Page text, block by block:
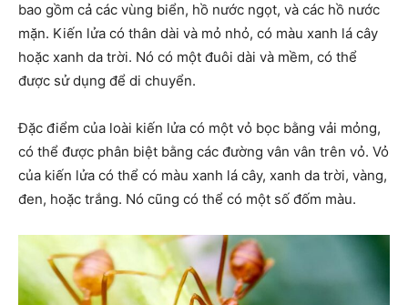
bao gồm cả các vùng biển, hồ nước ngọt, và các hồ nước
mặn. Kiến lửa có thân dài và mỏ nhỏ, có màu xanh lá cây
hoặc xanh da trời. Nó có một đuôi dài và mềm, có thể
được sử dụng để di chuyển.
Đặc điểm của loài kiến lửa có một vỏ bọc bằng vải mỏng,
có thể được phân biệt bằng các đường vân vân trên vỏ. Vỏ
của kiến lửa có thể có màu xanh lá cây, xanh da trời, vàng,
đen, hoặc trắng. Nó cũng có thể có một số đốm màu.